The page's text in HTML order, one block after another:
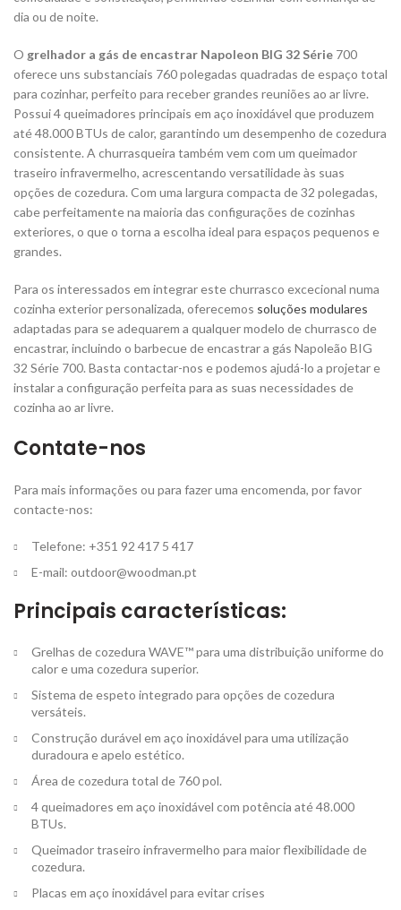
dia ou de noite.
O grelhador a gás de encastrar Napoleon BIG 32 Série 700
oferece uns substanciais 760 polegadas quadradas de espaço total
para cozinhar, perfeito para receber grandes reuniões ao ar livre.
Possui 4 queimadores principais em aço inoxidável que produzem
até 48.000 BTUs de calor, garantindo um desempenho de cozedura
consistente. A churrasqueira também vem com um queimador
traseiro infravermelho, acrescentando versatilidade às suas
opções de cozedura. Com uma largura compacta de 32 polegadas,
cabe perfeitamente na maioria das configurações de cozinhas
exteriores, o que o torna a escolha ideal para espaços pequenos e
grandes.
Para os interessados ​​em integrar este churrasco excecional numa
cozinha exterior personalizada, oferecemos soluções modulares
adaptadas para se adequarem a qualquer modelo de churrasco de
encastrar, incluindo o barbecue de encastrar a gás Napoleão BIG
32 Série 700. Basta contactar-nos e podemos ajudá-lo a projetar e
instalar a configuração perfeita para as suas necessidades de
cozinha ao ar livre.
Contate-nos
Para mais informações ou para fazer uma encomenda, por favor
contacte-nos:
Telefone: +351 92 417 5 417
E-mail: outdoor@woodman.pt
Principais características:
Grelhas de cozedura WAVE™ para uma distribuição uniforme do
calor e uma cozedura superior.
Sistema de espeto integrado para opções de cozedura
versáteis.
Construção durável em aço inoxidável para uma utilização
duradoura e apelo estético.
Área de cozedura total de 760 pol.
4 queimadores em aço inoxidável com potência até 48.000
BTUs.
Queimador traseiro infravermelho para maior flexibilidade de
cozedura.
Placas em aço inoxidável para evitar crises